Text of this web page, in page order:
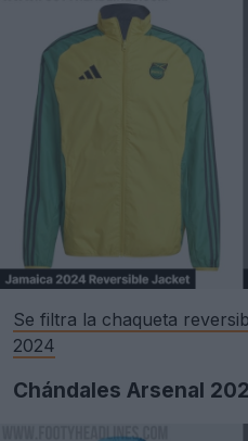
Se filtra la chaqueta
2024
Chándales Arsenal